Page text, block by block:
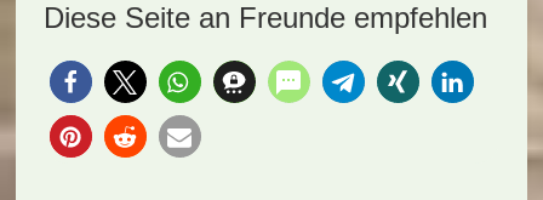
Diese Seite an Freunde empfehlen